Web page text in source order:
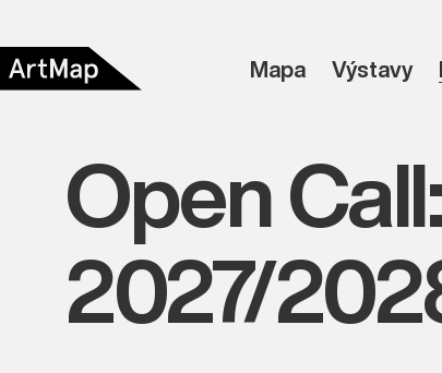
Mapa Výstavy
Open
2027/